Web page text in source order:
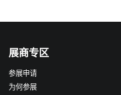
展商专区
参展申请
为何参展